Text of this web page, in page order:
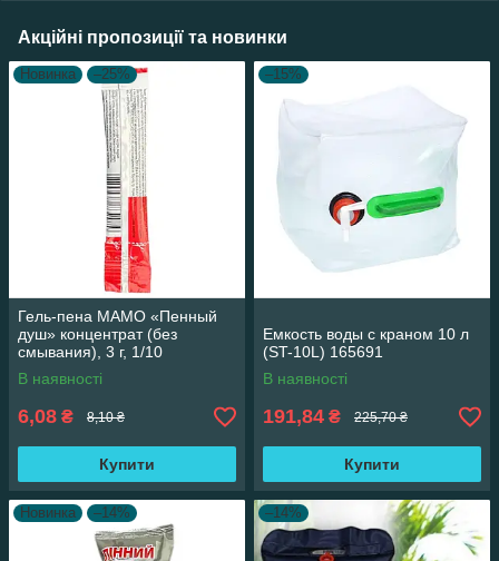
Акційні пропозиції та новинки
Новинка –25%
Гель-пена МАМО «Пенный
душ» концентрат (без
смывания), 3 г, 1/10
В наявності
6,08 ₴ 8,10 ₴
Купити
–15%
Емкость воды с краном 10 л
(ST-10L) 165691
В наявності
191,84 ₴ 225,70 ₴
Купити
Новинка –14% –14%